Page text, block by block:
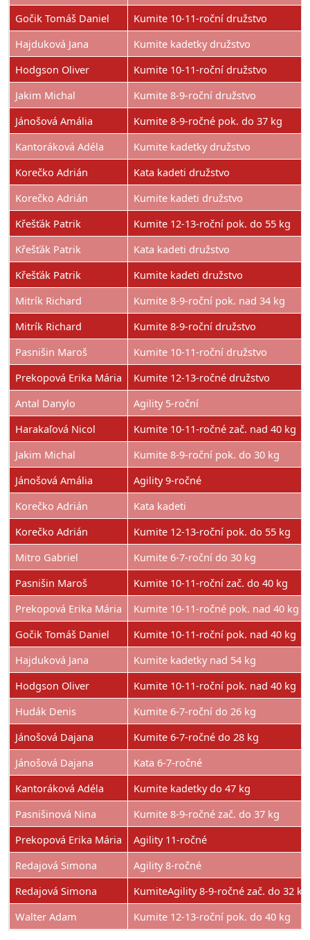
Gočik Tomáš Daniel
Kumite 10-11-roční družstvo
Hajduková Jana
Kumite kadetky družstvo
Hodgson Oliver
Kumite 10-11-roční družstvo
Jakim Michal
Kumite 8-9-roční družstvo
Jánošová Amália
Kumite 8-9-ročné pok. do 37 kg
Kantoráková Adéla
Kumite kadetky družstvo
Korečko Adrián
Kata kadeti družstvo
Korečko Adrián
Kumite kadeti družstvo
Křešťák Patrik
Kumite 12-13-roční pok. do 55 kg
Křešťák Patrik
Kata kadeti družstvo
Křešťák Patrik
Kumite kadeti družstvo
Mitrík Richard
Kumite 8-9-roční pok. nad 34 kg
Mitrík Richard
Kumite 8-9-roční družstvo
Pasnišin Maroš
Kumite 10-11-roční družstvo
Prekopová Erika Mária
Kumite 12-13-ročné družstvo
Antal Danylo
Agility 5-roční
Harakaľová Nicol
Kumite 10-11-ročné zač. nad 40 kg
Jakim Michal
Kumite 8-9-roční pok. do 30 kg
Jánošová Amália
Agility 9-ročné
Korečko Adrián
Kata kadeti
Korečko Adrián
Kumite 12-13-roční pok. do 55 kg
Mitro Gabriel
Kumite 6-7-roční do 30 kg
Pasnišin Maroš
Kumite 10-11-roční zač. do 40 kg
Prekopová Erika Mária
Kumite 10-11-ročné pok. nad 40 kg
Gočik Tomáš Daniel
Kumite 10-11-roční pok. nad 40 kg
Hajduková Jana
Kumite kadetky nad 54 kg
Hodgson Oliver
Kumite 10-11-roční pok. nad 40 kg
Hudák Denis
Kumite 6-7-roční do 26 kg
Jánošová Dajana
Kumite 6-7-ročné do 28 kg
Jánošová Dajana
Kata 6-7-ročné
Kantoráková Adéla
Kumite kadetky do 47 kg
Pasnišinová Nina
Kumite 8-9-ročné zač. do 37 kg
Prekopová Erika Mária
Agility 11-ročné
Redajová Simona
Agility 8-ročné
Redajová Simona
KumiteAgility 8-9-ročné zač. do 32 kg
Walter Adam
Kumite 12-13-roční pok. do 40 kg